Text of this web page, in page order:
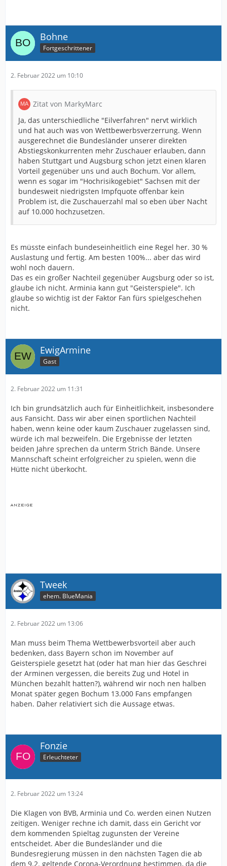
Bohne
Fortgeschrittener
2. Februar 2022 um 10:10
Zitat von MarkyMarc
Ja, das unterschiedliche "Eilverfahren" nervt wirklich
und hat auch was von Wettbewerbsverzerrung. Wenn
ausgerechnet die Bundesländer unserer direkten
Abstiegskonkurrenten mehr Zuschauer erlauben, dann
haben Stuttgart und Augsburg schon jetzt einen klaren
Vorteil gegenüber uns und auch Bochum. Vor allem,
wenn es sogar im "Hochrisikogebiet" Sachsen mit der
bundesweit niedrigsten Impfquote offenbar kein
Problem ist, die Zuschauerzahl mal so eben über Nacht
auf 10.000 hochzusetzen.
Es müsste einfach bundeseinheitlich eine Regel her. 30 %
Auslastung und fertig. Am besten 100%... aber das wird
wohl noch dauern.
Das es ein großer Nachteil gegenüber Augsburg oder so ist,
glaube ich nicht. Arminia kann gut "Geisterspiele". Ich
glaube so wichtig ist der Faktor Fan fürs spielgeschehen
nicht.
EwigArmine
Gast
2. Februar 2022 um 11:31
Ich bin grundsätzlich auch für Einheitlichkeit, insbesondere
aus Fansicht. Dass wir aber einen sportlichen Nachteil
haben, wenn keine oder kaum Zuschauer zugelassen sind,
würde ich mal bezweifeln. Die Ergebnisse der letzten
beiden Jahre sprechen da unterm Strich Bände. Unsere
Mannschaft scheint erfolgreicher zu spielen, wenn die
Hütte nicht überkocht.
Tweek
ehem. BlueMania
2. Februar 2022 um 13:06
Man muss beim Thema Wettbewerbsvorteil aber auch
bedenken, dass Bayern schon im November auf
Geisterspiele gesetzt hat (oder hat man hier das Geschrei
der Arminen vergessen, die bereits Zug und Hotel in
München bezahlt hatten?), während wir noch nen halben
Monat später gegen Bochum 13.000 Fans empfangen
haben. Daher relativiert sich die Aussage etwas.
Fonzie
Erleuchteter
2. Februar 2022 um 13:24
Die Klagen von BVB, Arminia und Co. werden einen Nutzen
zeitigen. Weniger rechne ich damit, dass ein Gericht vor
dem kommenden Spieltag zugunsten der Vereine
entscheidet. Aber die Bundesländer und die
Bundesregierung müssen in den nächsten Tagen die ab
dem 9.2. geltende Corona-Verordnung bestimmen, da die